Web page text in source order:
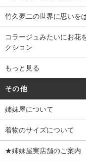
竹久夢二の世界に思いを
コラージュみたいにお花
クション
もっと見る
その他
姉妹屋について
着物のサイズについて
★姉妹屋実店舗のご案内